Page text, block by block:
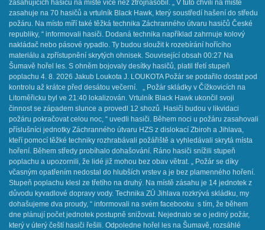
zasahujících hasičů na místě více než ztrojnásobil. „ V tuto chvíli na místě
zasahuje na 70 hasičů a vrtulník Black Hawk, který soustředí hašení do středu
požáru. Na místo míří také těžká technika Záchranného útvaru hasičů České
republiky, “ informovali hasiči. Dodaná technika například zahrnuje kolový
nakládač nebo pásové rypadlo. Ty budou sloužit k rozebírání hořícího
materiálu a zpřístupnění skrytých ohnisek. Související obsah 00:27 Na
Šumavě hořel les. S ohněm bojovaly desítky hasičů, platil třetí stupeň
poplachu 4. 8. 2026 Jakub Loukota J. LOUKOTA Požár se podařilo dostat pod
kontrolu až krátce před desátou večerní. „ Požár skládky v Čížkovicích na
Litoměřicku byl ve 21:40 lokalizován. Vrtulník Black Hawk ukončil svoji
činnost se západem slunce a provedl 12 shozů. Hasiči budou v likvidaci
požáru pokračovat celou noc, “ uvedli hasiči. Během noci u požáru zasahovali
příslušníci jednotky Záchranného útvaru HZS z dislokací Zbiroh a Jihlava,
kteří pomocí těžké techniky rozhrabávali požářiště a vyhledávali skrytá místa
hoření. Během středy probíhalo dohašování. Ráno hasiči snížili stupeň
poplachu a upozornili, že lidé již mohou bez obav větrat. „ Požár se díky
včasným opatřením nedostal do hlubších vrstev a je bez plamenného hoření.
Stupeň poplachu klesl ze třetího na druhý. Na místě zásahu je 14 jednotek z
důvodu kyvadlové dopravy vody. Technika ZÚ Jihlava rozkrývá skládku, my
dohašujeme dva proudy, “ informovali na svém facebooku s tím, že během
dne plánují počet jednotek postupně snižovat. Nejednalo se o jediný požár,
který v úterý čeští hasiči řešili. Odpoledne hořel les na Šumavě, rozsáhlé